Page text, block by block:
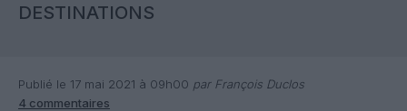
DESTINATIONS
Publié le 17 mai 2021 à 09h00 par François Duclos
4 commentaires